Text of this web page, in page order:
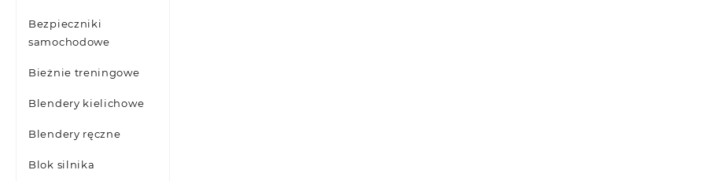
Bezpieczniki
samochodowe
Bieżnie treningowe
Blendery kielichowe
Blendery ręczne
Blok silnika